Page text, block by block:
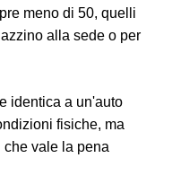
meno di 50, quelli
alla sede o per
identica a un'auto
fisiche, ma
che vale la pena